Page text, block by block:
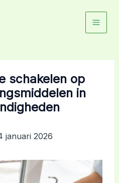
schakelen op
in
januari 2026